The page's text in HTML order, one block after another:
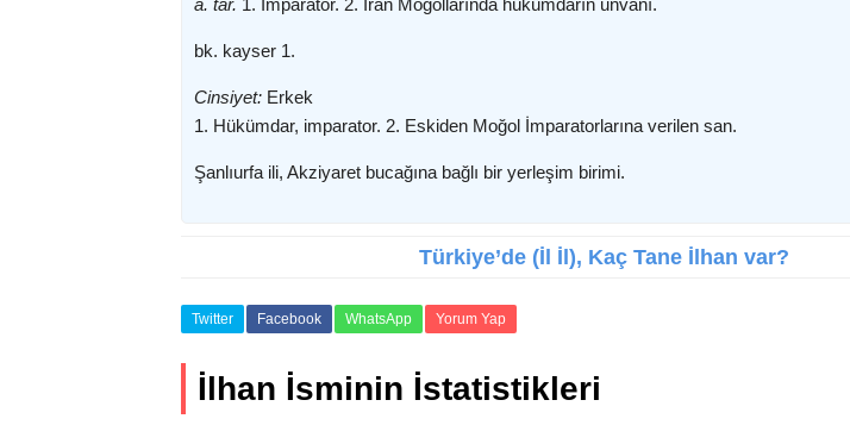
a. tar. 1. İmparator. 2. İran Moğollarında hükümdarın unvanı.
bk. kayser 1.
Cinsiyet: Erkek
1. Hükümdar, imparator. 2. Eskiden Moğol İmparatorlarına verilen san.
Şanlıurfa ili, Akziyaret bucağına bağlı bir yerleşim birimi.
Türkiye’de (İl İl), Kaç Tane İlhan var?
Twitter Facebook WhatsApp Yorum Yap
İlhan İsminin İstatistikleri